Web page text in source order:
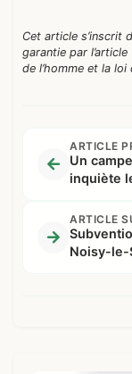
Cet article s’inscrit
garantie par
de l’homme et la
ARTICLE
Un
inquiète
ARTICLE
Noisy-le-